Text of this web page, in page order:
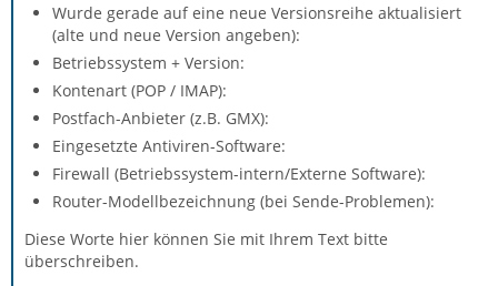
Wurde gerade auf eine neue Versionsreihe aktualisiert
(alte und neue Version angeben):
Betriebssystem + Version:
Kontenart (POP / IMAP):
Postfach-Anbieter (z.B. GMX):
Eingesetzte Antiviren-Software:
Firewall (Betriebssystem-intern/Externe Software):
Router-Modellbezeichnung (bei Sende-Problemen):
Diese Worte hier können Sie mit Ihrem Text bitte
überschreiben.